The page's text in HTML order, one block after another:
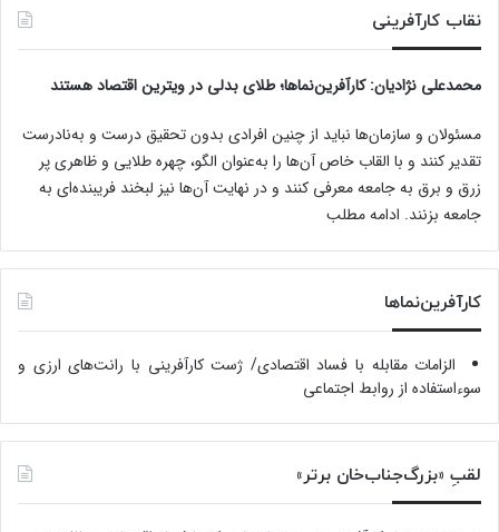
نقاب کارآفرینی
محمدعلی نژادیان: کارآفرین‌نماها؛ طلای بدلی در ویترین اقتصاد هستند
مسئولان و سازمان‌ها نباید از چنین افرادی بدون تحقیق درست و به‌نادرست
تقدیر کنند و با القاب خاص آ‌ن‌ها را به‌عنوان الگو، چهره طلایی و ظاهری پر
زرق و برق به جامعه معرفی کنند و در نهایت آن‌ها نیز لبخند فریبنده‌ای به
جامعه بزنند. ادامه مطلب
کارآفرین‌نماها
الزامات مقابله با فساد اقتصادی/ ژست کارآفرینی با رانت‌های ارزی و
سوءاستفاده از روابط اجتماعی
لقبِ «بزرگ‌جناب‌خان برتر»